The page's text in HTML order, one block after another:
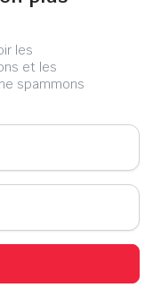
les
et les
spammons